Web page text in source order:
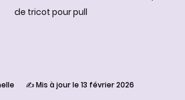
de tricot pour pull
✍️ Mis à jour le 13 février 2026